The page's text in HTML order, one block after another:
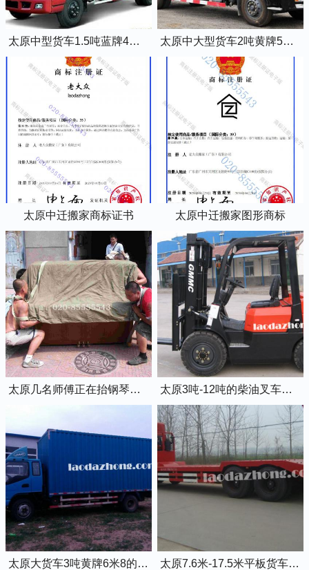
太原中型货车1.5吨蓝牌4米2厢式货车 太原中大型货车2吨黄牌5米2厢式货车
太原中迁搬家商标证书 太原中迁搬家图形商标
太原几名师傅正在抬钢琴上楼 太原3吨-12吨的柴油叉车出租
太原大货车3吨黄牌6米8的厢式货车 太原7.6米-17.5米平板货车出租